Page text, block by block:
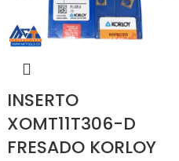
INSERTO
XOMT11T306-D
FRESADO KORLOY